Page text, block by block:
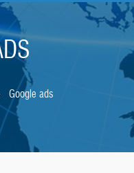
Google ads